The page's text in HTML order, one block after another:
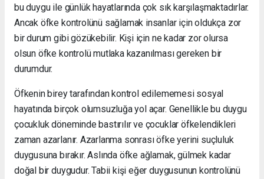
bu duygu ile günlük hayatlarında çok sık karşılaşmaktadırlar.
Ancak öfke kontrolünü sağlamak insanlar için oldukça zor
bir durum gibi gözükebilir. Kişi için ne kadar zor olursa
olsun öfke kontrolü mutlaka kazanılması gereken bir
durumdur.
Öfkenin birey tarafından kontrol edilememesi sosyal
hayatında birçok olumsuzluğa yol açar. Genellikle bu duygu
çocukluk döneminde bastırılır ve çocuklar öfkelendikleri
zaman azarlanır. Azarlanma sonrası öfke yerini suçluluk
duygusuna bırakır. Aslında öfke ağlamak, gülmek kadar
doğal bir duygudur. Tabii kişi eğer duygusunun kontrolünü